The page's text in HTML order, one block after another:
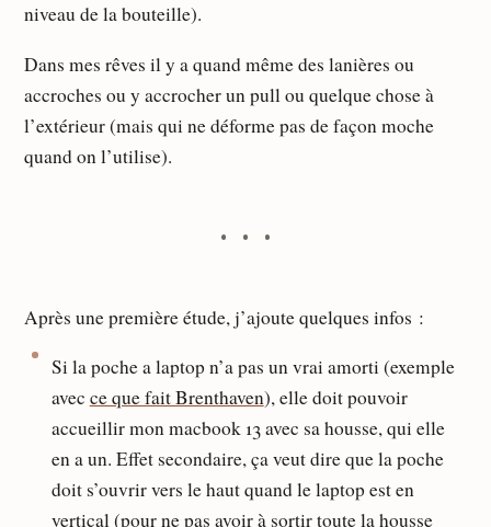
niveau de la bouteille).
Dans mes rêves il y a quand même des lanières ou
accroches ou y accrocher un pull ou quelque chose à
l’extérieur (mais qui ne déforme pas de façon moche
quand on l’utilise).
Après une première étude, j’ajoute quelques infos :
Si la poche a laptop n’a pas un vrai amorti (exemple
avec ce que fait Brenthaven), elle doit pouvoir
accueillir mon macbook 13 avec sa housse, qui elle
en a un. Effet secondaire, ça veut dire que la poche
doit s’ouvrir vers le haut quand le laptop est en
vertical (pour ne pas avoir à sortir toute la housse